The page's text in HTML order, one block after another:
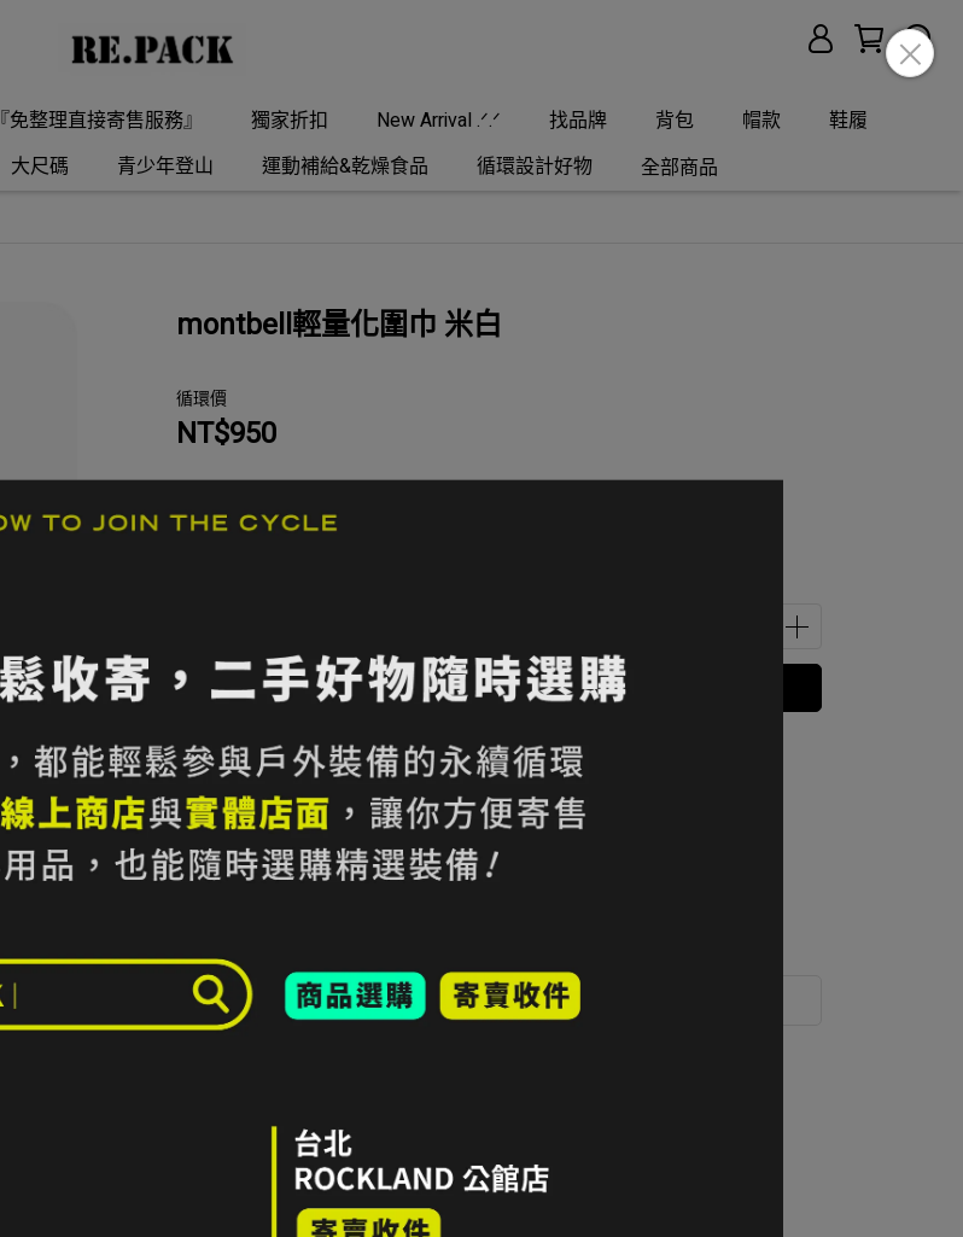
『免整理直接寄售服務』 獨家折扣 New Arrival .ᐟ.ᐟ 找品牌 背包 帽款
鞋履
大尺碼 青少年登山 運動補給&乾燥食品 循環設計好物 全部商品
montbell輕量化圍巾 米白
循環價
NT$950
供貨狀況:庫存不足
已售完，貨到通知我
加入最愛 此商品 「 最高 」可以折抵紅利0點 (約等於
運送方式